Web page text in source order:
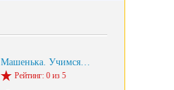
Машенька. Учимся…
Рейтинг: 0 из 5